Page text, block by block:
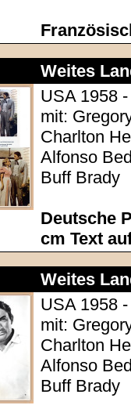
Weites
USA 1958
mit:
Charlton
Alfonso
Buff Brady
Deutsche
cm Text
Weites
USA 1958
mit:
Charlton
Alfonso
Buff Brady